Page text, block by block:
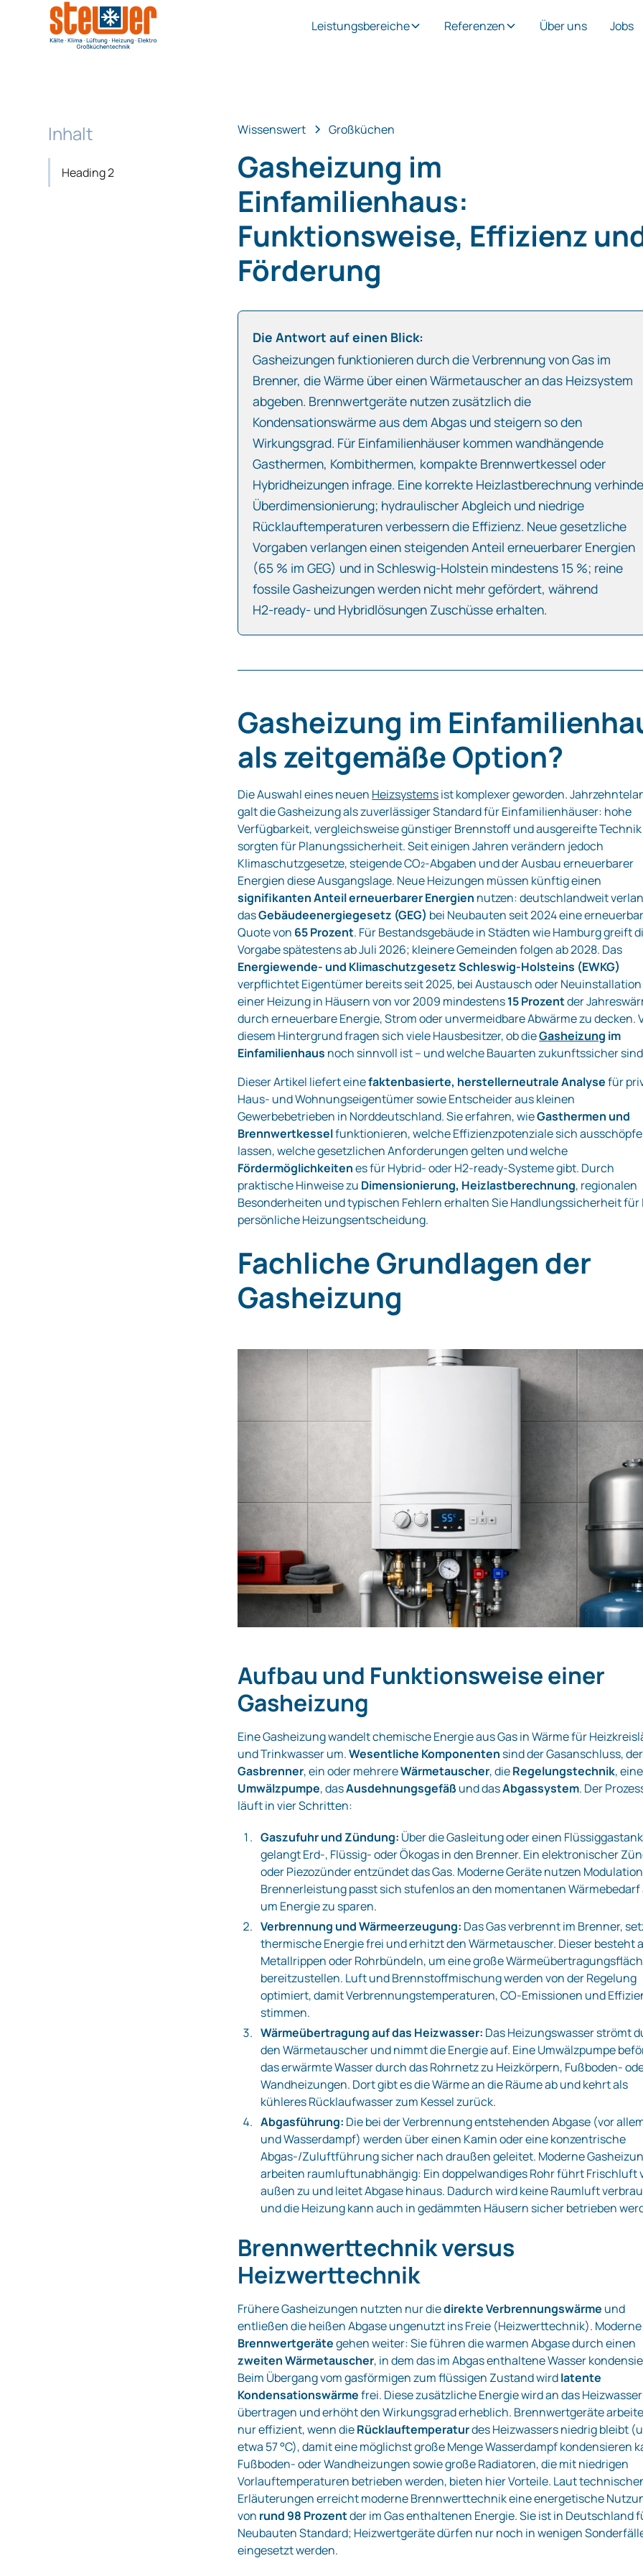
Leistungsbereiche Referenzen Über uns Jobs
Inhalt
Heading 2
Wissenswert Großküchen
Gasheizung im
Einfamilienhaus:
Funktionsweise, Effizienz
Förderung
Die Antwort auf einen Blick:
Gasheizungen funktionieren durch die Verbrennung von Gas im
Brenner, die Wärme über einen Wärmetauscher an das Heizsystem
abgeben. Brennwertgeräte nutzen zusätzlich die
Kondensationswärme aus dem Abgas und steigern so den
Wirkungsgrad. Für Einfamilienhäuser kommen wandhängende
Gasthermen, Kombithermen, kompakte Brennwertkessel oder
Hybridheizungen infrage. Eine korrekte Heizlastberechnung
Überdimensionierung; hydraulischer Abgleich und niedrige
Rücklauftemperaturen verbessern die Effizienz. Neue gesetzliche
Vorgaben verlangen einen steigenden Anteil erneuerbarer Energien
(65 % im GEG) und in Schleswig‑Holstein mindestens 15 %; reine
fossile Gasheizungen werden nicht mehr gefördert, während
H2‑ready- und Hybridlösungen Zuschüsse erhalten.
Gasheizung im
als zeitgemäße Option?
Die Auswahl eines neuen Heizsystemsist komplexer geworden.
galt die Gasheizung als zuverlässiger Standard für Einfamilienhäuser: hohe
Verfügbarkeit, vergleichsweise günstiger Brennstoff und ausgereifte Technik
sorgten für Planungssicherheit. Seit einigen Jahren verändern jedoch
Klimaschutzgesetze, steigende CO₂‑Abgaben und der Ausbau erneuerbarer
Energien diese Ausgangslage. Neue Heizungen müssen künftig einen
signifikanten Anteil erneuerbarer Energien nutzen: deutschlandweit
dasGebäudeenergiegesetz (GEG) bei Neubauten seit 2024 eine
Quote von 65 Prozent. Für Bestandsgebäude in Städten wie Hamburg greift
Vorgabe spätestens ab Juli 2026; kleinere Gemeinden folgen ab 2028. Das
Energiewende‑ und Klimaschutzgesetz Schleswig‑Holsteins (EWKG)
verpflichtet Eigentümer bereits seit 2025, bei Austausch oder Neuinstallation
einer Heizung in Häusern von vor 2009 mindestens15 Prozentder
durch erneuerbare Energie, Strom oder unvermeidbare Abwärme zu decken.
diesem Hintergrund fragen sich viele Hausbesitzer, ob dieGasheizung im
Einfamilienhaus noch sinnvoll ist – und welche Bauarten zukunftssicher
Dieser Artikel liefert einefaktenbasierte, herstellerneutrale Analysefür
Haus‑ und Wohnungseigentümer sowie Entscheider aus kleinen
Gewerbebetrieben in Norddeutschland. Sie erfahren, wieGasthermen und
Brennwertkesselfunktionieren, welche Effizienzpotenziale sich
lassen, welche gesetzlichen Anforderungen gelten und welche
Fördermöglichkeitenes für Hybrid‑ oder H2‑ready‑Systeme gibt. Durch
praktische Hinweise zu Dimensionierung, Heizlastberechnung, regionalen
Besonderheiten und typischen Fehlern erhalten Sie Handlungssicherheit für
persönliche Heizungsentscheidung.
Fachliche Grundlagen der
Gasheizung
Aufbau und Funktionsweise einer
Gasheizung
Eine Gasheizung wandelt chemische Energie aus Gas in Wärme für
und Trinkwasser um.Wesentliche Komponenten sind der Gasanschluss, der
Gasbrenner, ein oder mehrereWärmetauscher, dieRegelungstechnik, eine
Umwälzpumpe, dasAusdehnungsgefäßund dasAbgassystem. Der
läuft in vier Schritten:
Gaszufuhr und Zündung: Über die Gasleitung oder einen Flüssiggastank
gelangt Erd‑, Flüssig‑ oder Ökogas in den Brenner. Ein elektronischer
oder Piezozünder entzündet das Gas. Moderne Geräte nutzen
Brennerleistung passt sich stufenlos an den momentanen Wärmebedarf
um Energie zu sparen.
Verbrennung und Wärmeerzeugung: Das Gas verbrennt im Brenner,
thermische Energie frei und erhitzt den Wärmetauscher. Dieser besteht
Metallrippen oder Rohrbündeln, um eine große
bereitzustellen. Luft und Brennstoffmischung werden von der Regelung
optimiert, damit Verbrennungstemperaturen, CO‑Emissionen und
stimmen.
Wärmeübertragung auf das Heizwasser: Das Heizungswasser strömt
den Wärmetauscher und nimmt die Energie auf. Eine Umwälzpumpe
das erwärmte Wasser durch das Rohrnetz zu Heizkörpern, Fußboden‑
Wandheizungen. Dort gibt es die Wärme an die Räume ab und kehrt als
kühleres Rücklaufwasser zum Kessel zurück.
Abgasführung: Die bei der Verbrennung entstehenden Abgase (vor
und Wasserdampf) werden über einen Kamin oder eine konzentrische
Abgas‑/Zuluftführung sicher nach draußen geleitet. Moderne
arbeiten raumluftunabhängig: Ein doppelwandiges Rohr führt Frischluft
außen zu und leitet Abgase hinaus. Dadurch wird keine Raumluft
und die Heizung kann auch in gedämmten Häusern sicher betrieben
Brennwerttechnik versus
Heizwerttechnik
Frühere Gasheizungen nutzten nur diedirekte Verbrennungswärme und
entließen die heißen Abgase ungenutzt ins Freie (Heizwerttechnik). Moderne
Brennwertgerätegehen weiter: Sie führen die warmen Abgase durch einen
zweiten Wärmetauscher, in dem das im Abgas enthaltene Wasser
Beim Übergang vom gasförmigen zum flüssigen Zustand wirdlatente
Kondensationswärmefrei. Diese zusätzliche Energie wird an das Heizwasser
übertragen und erhöht den Wirkungsgrad erheblich. Brennwertgeräte
nur effizient, wenn dieRücklauftemperaturdes Heizwassers niedrig bleibt
etwa 57 °C), damit eine möglichst große Menge Wasserdampf kondensieren
Fußboden‑ oder Wandheizungen sowie große Radiatoren, die mit niedrigen
Vorlauftemperaturen betrieben werden, bieten hier Vorteile. Laut
Erläuterungen erreicht moderne Brennwerttechnik eine energetische
von rund 98 Prozentder im Gas enthaltenen Energie. Sie ist in Deutschland
Neubauten Standard; Heizwertgeräte dürfen nur noch in wenigen
eingesetzt werden.